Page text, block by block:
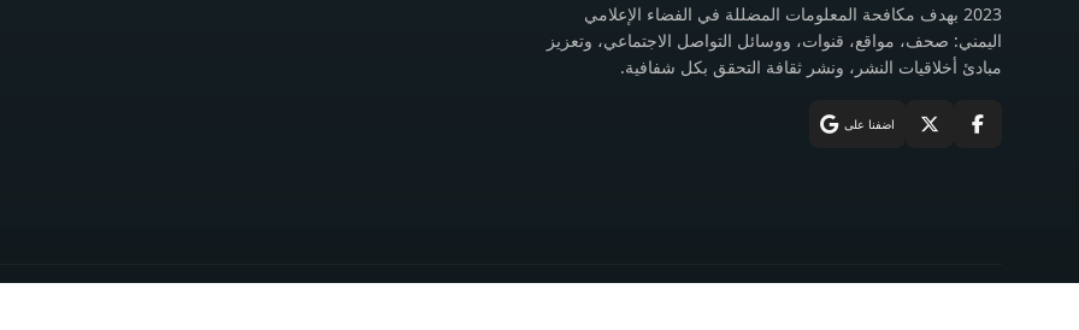
2023 بهدف مكافحة المعلومات المضللة في الفضاء الإعلامي
اليمني: صحف، مواقع، قنوات، ووسائل التواصل الاجتماعي، وتعزيز
مبادئ أخلاقيات النشر، ونشر ثقافة التحقق بكل شفافية.
اضفنا على